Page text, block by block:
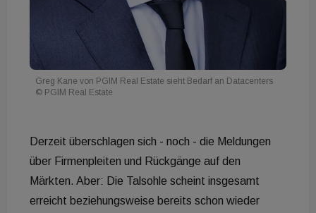
Greg Kane von PGIM Real Estate sieht Bedarf an Datacenters
© PGIM Real Estate
Derzeit überschlagen sich - noch - die Meldungen
über Firmenpleiten und Rückgänge auf den
Märkten. Aber: Die Talsohle scheint insgesamt
erreicht beziehungsweise bereits schon wieder